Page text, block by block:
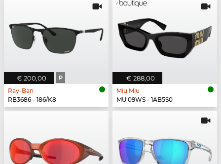
€ 200,00 P
Ray-Ban
RB3686 - 186/K8
€ 288,00
Miu Miu
MU 09WS - 1AB5S0